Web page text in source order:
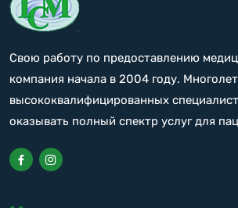
Свою работу по предоставлению
компания начала в 2004 году.
высококвалифицированных
оказывать полный спектр услуг для